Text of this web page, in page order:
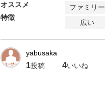
オススメ
ファミリー
特徴
広い
yabusaka
1投稿 4いいね